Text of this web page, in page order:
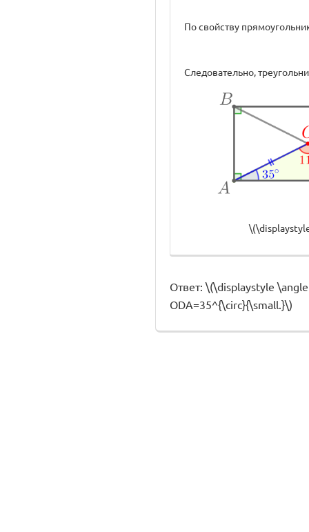
По свойству
Следовательно,
Ответ: \(\displaystyle
ODA=35^{\circ}{\small.}\)